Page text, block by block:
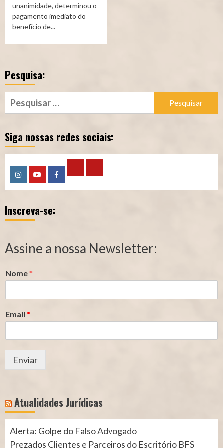
unanimidade, determinou o
pagamento imediato do
benefício de...
Pesquisa:
Pesquisar
por:
Siga nossas redes sociais:
InstagramYouTubeFacebook
Calculadora
–
Segurado
Calculadora
–
Contribuição
Inscreva-se:
Assine a nossa Newsletter:
Nome*
Email *
Enviar
Atualidades Jurídicas
Alerta: Golpe do Falso Advogado
Prezados Clientes e Parceiros do Escritório BFS